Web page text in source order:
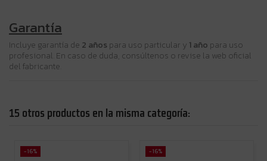
Garantía
Incluye garantía de 2 años para uso particular y 1 año para uso
profesional. En caso de duda, consúltenos o revise la web oficial
del fabricante.
15 otros productos en la misma categoría:
-16% -16%